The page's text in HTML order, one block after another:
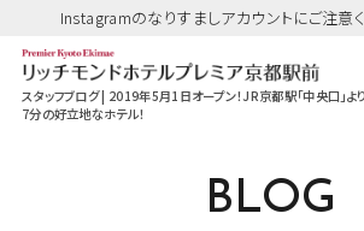
Instagramのなりすましアカウントにご注
スタッフブログ | 2019年5月1日オープン！JR京都駅「中央口」よ
7分の好立地なホテル！
BLOG